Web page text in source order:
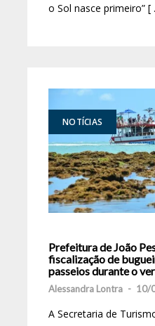
o Sol nasce primeiro”
NOTÍCIAS
Prefeitura de João
fiscalização de
passeios durante o
Alessandra Lontra - 10/
A Secretaria de